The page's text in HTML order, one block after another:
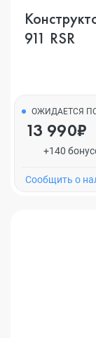
911 RSR
ОЖИДАЕТСЯ
13 990₽
+140
Cообщить о